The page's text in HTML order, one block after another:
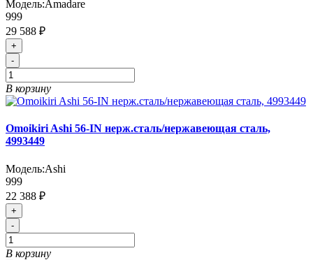
Модель:Amadare
999
29 588 ₽
+
-
В корзину
Omoikiri Ashi 56-IN нерж.сталь/нержавеющая сталь,
4993449
Модель:Ashi
999
22 388 ₽
+
-
В корзину